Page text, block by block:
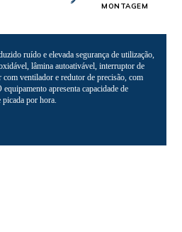
MONTAGEM
ruído e elevada segurança de utilização,
lâmina autoativável, interruptor de
com ventilador e redutor de precisão, com
apresenta capacidade de
por hora.